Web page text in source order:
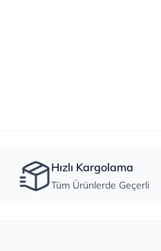
Hızlı Kargolama
Tüm Ürünlerde Geçerli